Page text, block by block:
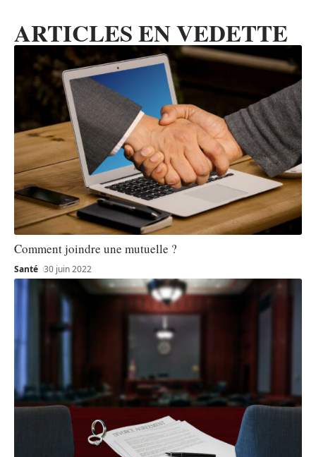
ARTICLES EN VEDETTE
Comment joindre une mutuelle ?
Santé 30 juin 2022